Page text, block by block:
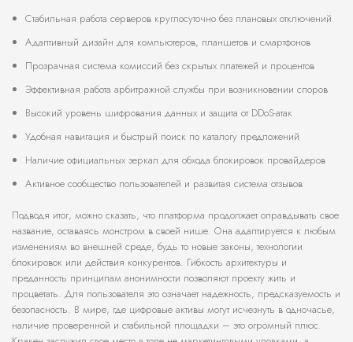
Стабильная работа серверов круглосуточно без плановых отключений
Адаптивный дизайн для компьютеров, планшетов и смартфонов
Прозрачная система комиссий без скрытых платежей и процентов
Эффективная работа арбитражной службы при возникновении споров
Высокий уровень шифрования данных и защита от DDoS-атак
Удобная навигация и быстрый поиск по каталогу предложений
Наличие официальных зеркал для обхода блокировок провайдеров
Активное сообщество пользователей и развитая система отзывов
Подводя итог, можно сказать, что платформа продолжает оправдывать свое
название, оставаясь монстром в своей нише. Она адаптируется к любым
изменениям во внешней среде, будь то новые законы, технологии
блокировок или действия конкурентов. Гибкость архитектуры и
преданность принципам анонимности позволяют проекту жить и
процветать. Для пользователя это означает надежность, предсказуемость и
безопасность. В мире, где цифровые активы могут исчезнуть в одночасье,
наличие проверенной и стабильной площадки – это огромный плюс.